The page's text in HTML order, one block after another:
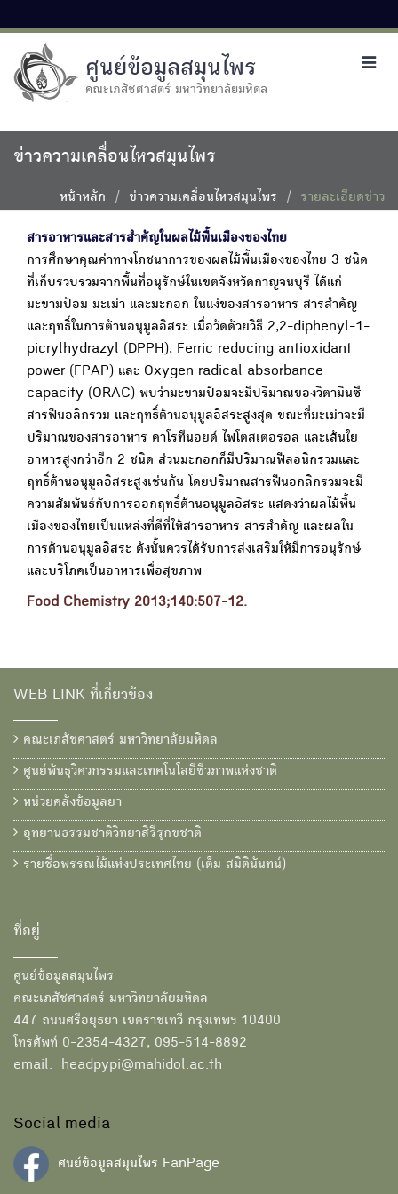
ศูนย์ข้อมูลสมุนไพร
คณะเภสัชศาสตร์ มหาวิทยาลัยมหิดล
ข่าวความเคลื่อนไหวสมุนไพร
หน้าหลัก ข่าวความเคลื่อนไหวสมุนไพร รายละเอียดข่าว
สารอาหารและสารสำคัญในผลไม้พื้นเมืองของไทย
การศึกษาคุณค่าทางโภชนาการของผลไม้พื้นเมืองของไทย 3 ชนิด
ที่เก็บรวบรวมจากพื้นที่อนุรักษ์ในเขตจังหวัดกาญจนบุรี ได้แก่
มะขามป้อม มะเม่า และมะกอก ในแง่ของสารอาหาร สารสำคัญ
และฤทธิ์ในการต้านอนุมูลอิสระ เมื่อวัดด้วยวิธี 2,2-diphenyl-1-
picrylhydrazyl (DPPH), Ferric reducing antioxidant
power (FPAP) และ Oxygen radical absorbance
capacity (ORAC) พบว่ามะขามป้อมจะมีปริมาณของวิตามินซี
สารฟีนอลิกรวม และฤทธิ์ต้านอนุมูลอิสระสูงสุด ขณะที่มะเม่าจะมี
ปริมาณของสารอาหาร คาโรทีนอยด์ ไฟโตสเตอรอล และเส้นใย
อาหารสูงกว่าอีก 2 ชนิด ส่วนมะกอกก็มีปริมาณฟีลอนิกรวมและ
ฤทธิ์ต้านอนุมูลอิสระสูงเช่นกัน โดยปริมาณสารฟีนอกลิกรวมจะมี
ความสัมพันธ์กับการออกฤทธิ์ต้านอนุมูลอิสระ แสดงว่าผลไม้พื้น
เมืองของไทยเป็นแหล่งที่ดีที่ให้สารอาหาร สารสำคัญ และผลใน
การต้านอนุมูลอิสระ ดังนั้นควรได้รับการส่งเสริมให้มีการอนุรักษ์
และบริโภคเป็นอาหารเพื่อสุขภาพ
Food Chemistry 2013;140:507-12.
WEB LINK ที่เกี่ยวข้อง
คณะเภสัชศาสตร์ มหาวิทยาลัยมหิดล
ศูนย์พันธุวิศวกรรมและเทคโนโลยีชีวภาพแห่งชาติ
หน่วยคลังข้อมูลยา
อุทยานธรรมชาติวิทยาสิรีรุกขชาติ
รายชื่อพรรณไม้แห่งประเทศไทย (เต็ม สมิตินันทน์)
ที่อยู่
ศูนย์ข้อมูลสมุนไพร
คณะเภสัชศาสตร์ มหาวิทยาลัยมหิดล
447 ถนนศรีอยุธยา เขตราชเทวี กรุงเทพฯ 10400
โทรศัพท์ 0-2354-4327, 095-514-8892
email: headpypi@mahidol.ac.th
Social media
ศนย์ข้อมูลสมุนไพร FanPage